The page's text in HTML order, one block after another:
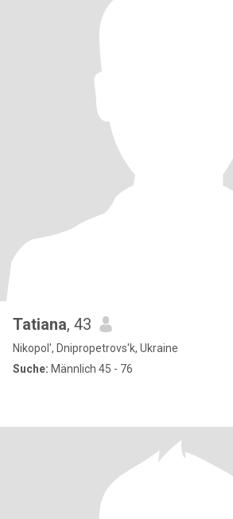
Tatiana, 43
Nikopol', Dnipropetrovs'k, Ukraine
Suche: Männlich 45 - 76